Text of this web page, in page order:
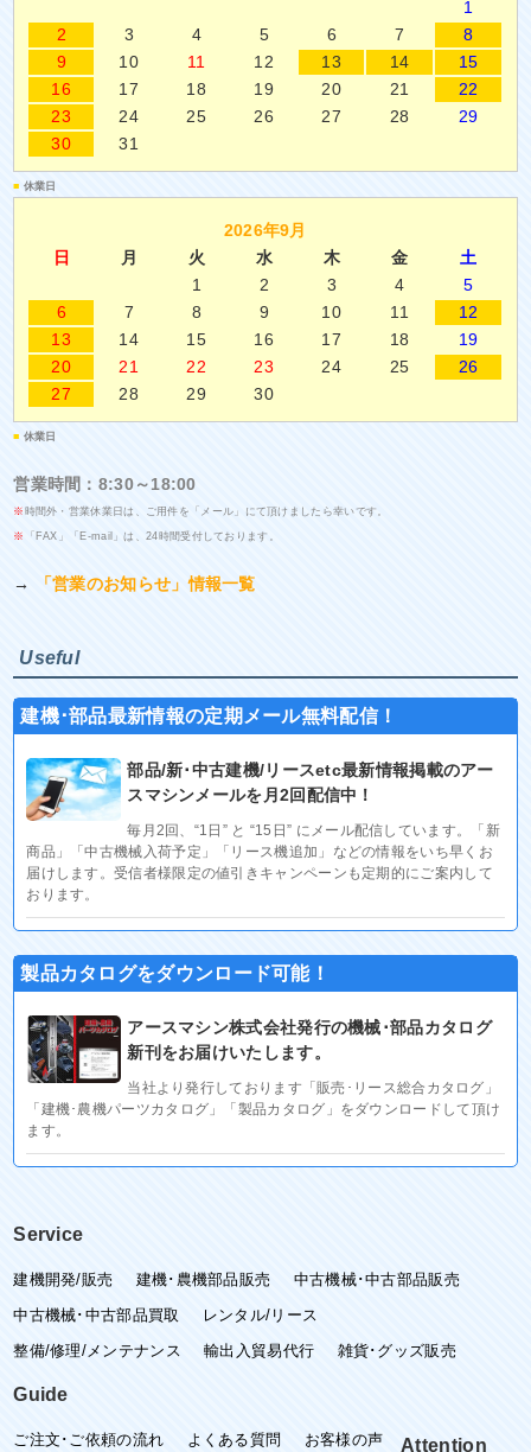
1
2
3 4 5 6 7
8
9
10 11 12 13 14
15
16
17 18 19 20 21
22
23
24 25 26 27 28
29
30
31
■ 休業日
2026年9月
日
月 火 水 木 金
土
1
2 3 4
5
6
7 8 9 10 11
12
13
14 15 16 17 18
19
20
21 22 23 24 25
26
27
28 29 30
■ 休業日
営業時間：8:30～18:00
※ 時間外・営業休業日は、ご用件を「メール」にて頂けましたら幸いです。
※ 「FAX」「E-mail」は、24時間受付しております。
→ 「営業のお知らせ」情報一覧
Useful
建機･部品最新情報の定期メール無料配信！
部品/新･中古建機/リースetc最新情報掲載のアー
スマシンメールを月2回配信中！
毎月2回、“1日” と “15日” にメール配信しています。「新
商品」「中古機械入荷予定」「リース機追加」などの情報をいち早くお
届けします。受信者様限定の値引きキャンペーンも定期的にご案内して
おります。
製品カタログをダウンロード可能！
アースマシン株式会社発行の機械･部品カタログ
新刊をお届けいたします。
当社より発行しております「販売･リース総合カタログ」
「建機･農機パーツカタログ」「製品カタログ」をダウンロードして頂け
ます。
Service
建機開発/販売 建機･農機部品販売
中古機械･中古部品販売
中古機械･中古部品買取
レンタル/リース
整備/修理/メンテナンス
輸出入貿易代行 雑貨･グッズ販売
Guide
ご注文･ご依頼の流れ よくある質問 お客様の声 Attention